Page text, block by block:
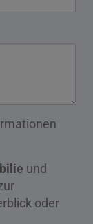
und
oder